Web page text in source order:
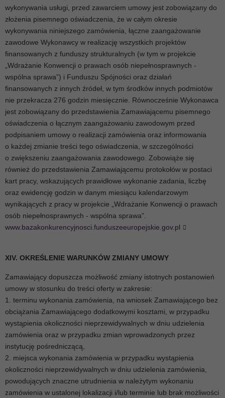
wykonywania usługi, przed zawarciem umowy jest zobowiązany do
złożenia pisemnego oświadczenia, że w całym okresie
wykonywania niniejszego zamówienia, łączne zaangażowanie
zawodowe Wykonawcy w realizację wszystkich projektów
finansowanych z funduszy strukturalnych (w tym w projekcie
„Wdrażanie Konwencji o prawach osób niepełnosprawnych -
wspólna sprawa”) i Funduszu Spójności oraz działań
finansowanych z innych źródeł, w tym środków innych podmiotów
nie przekracza 276 godzin miesięcznie. Równocześnie Wykonawca
jest zobowiązany do przedstawienia Zamawiającemu pisemnego
oświadczenia o łącznym zaangażowaniu zawodowym przed
podpisaniem umowy o realizacji zamówienia oraz informowania
o każdej zmianie treści tego oświadczenia, w szczególności
o zwiększeniu zaangażowania zawodowego. Zobowiąże się
również do przedstawienia Zamawiającemu protokołów w postaci
kart pracy, wskazujących prawidłowe wykonanie zadania, liczbę
oraz ewidencję godzin w danym miesiącu kalendarzowym
wynikających z pracy w projekcie „Wdrażanie Konwencji o prawach
osób niepełnosprawnych - wspólna sprawa”.
www.bazakonkurencyjnosci.funduszeeuropejskie.gov.pl
XIV. OKREŚLENIE WARUNKÓW ZMIANY UMOWY
Zamawiający dopuszcza możliwość zmiany istotnych postanowień
umowy w stosunku do treści oferty w zakresie:
1. terminu wykonania zamówienia, na wniosek Zamawiającego bez
obciążania Zamawiającego dodatkowymi kosztami, w przypadku
wystąpienia okoliczności nieprzewidywalnych w dniu udzielenia
zamówienia oraz w przypadku zmian wprowadzonych przez
instytucję pośredniczącą,
2. miejsca wykonania zamówienia w przypadku wystąpienia
okoliczności nieprzewidywalnych w dniu udzielenia zamówienia,
powodujących znaczne utrudnienia w należytym wykonaniu
zamówienia w ustalonej lokalizacji i/lub terminie lub brak możliwości